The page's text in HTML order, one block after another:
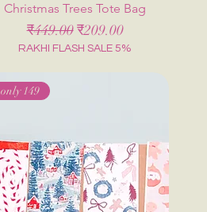
Christmas Trees Tote Bag
नियमित मूल्य
₹449.00 बिक्री मूल्य
₹209.00
RAKHI FLASH SALE 5%
only 149